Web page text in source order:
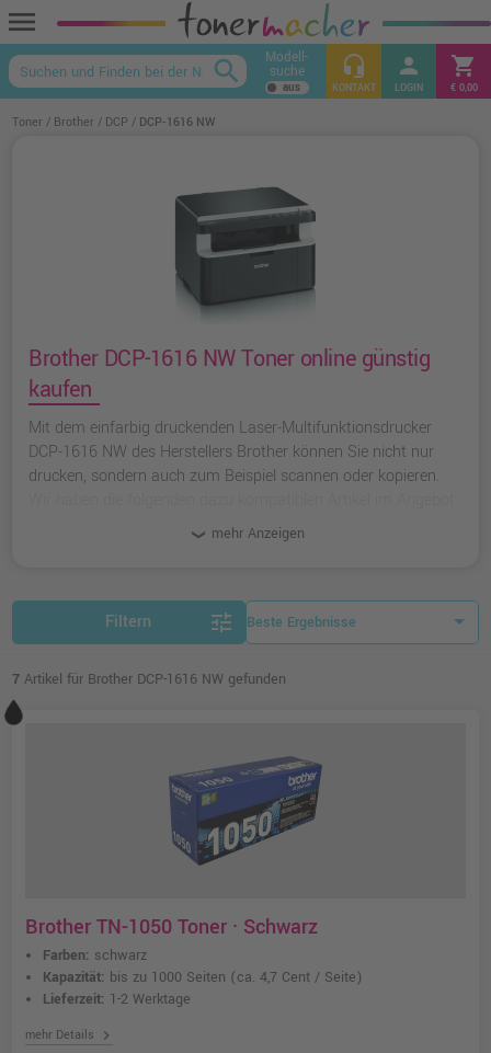
menu
keyboard_arrow_up
search Modell-
suche headset_mic
KONTAKT
person
LOGIN
shopping_cart
€ 0,00
Toner Brother DCP DCP-1616 NW
Brother DCP-1616 NW Toner online günstig
kaufen
Mit dem einfarbig druckenden Laser-Multifunktionsdrucker
DCP-1616 NW des Herstellers Brother können Sie nicht nur
drucken, sondern auch zum Beispiel scannen oder kopieren.
kompatible und originale Toner und Zubehör-Artikel.
mehr Anzeigen
Filtern tune
7 Artikel für Brother DCP-1616 NW gefunden
Brother TN-1050 Toner · Schwarz
Farben: schwarz
Kapazität: bis zu 1000 Seiten (ca. 4,7 Cent / Seite)
Lieferzeit: 1-2 Werktage
mehr Details chevron_right